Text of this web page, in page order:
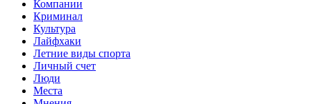
Компании
Криминал
Культура
Лайфхаки
Летние виды спорта
Личный счет
Люди
Места